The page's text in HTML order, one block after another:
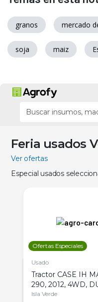
granos mercado
soja maiz
Feria usados
Ver ofertas
Especial usados
Ofertas Especiales
Usado
Tractor CASE IH
290, 2012, 4WD,
Isla Verde